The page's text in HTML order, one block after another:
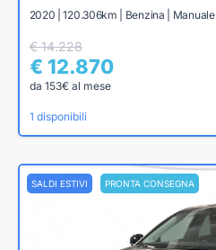
2020 | 120.306km | Benzina | Manuale
€ 14.228
€ 12.870
da 153€ al mese
1 disponibili
SALDI ESTIVI PRONTA CONSEGNA